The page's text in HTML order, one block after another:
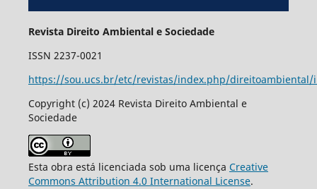
Revista Direito Ambiental e Sociedade
ISSN 2237-0021
https://sou.ucs.br/etc/revistas/index.php/direitoambiental/
Copyright (c) 2024 Revista Direito Ambiental e
Sociedade
Esta obra está licenciada sob uma licença Creative
Commons Attribution 4.0 International License.